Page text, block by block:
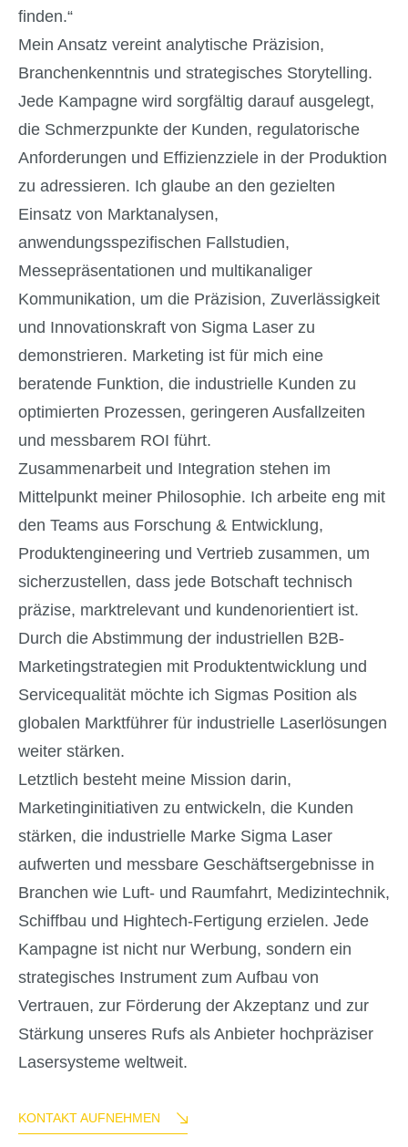
finden.“
Mein Ansatz vereint analytische Präzision,
Branchenkenntnis und strategisches Storytelling.
Jede Kampagne wird sorgfältig darauf ausgelegt,
die Schmerzpunkte der Kunden, regulatorische
Anforderungen und Effizienzziele in der Produktion
zu adressieren. Ich glaube an den gezielten
Einsatz von Marktanalysen,
anwendungsspezifischen Fallstudien,
Messepräsentationen und multikanaliger
Kommunikation, um die Präzision, Zuverlässigkeit
und Innovationskraft von Sigma Laser zu
demonstrieren. Marketing ist für mich eine
beratende Funktion, die industrielle Kunden zu
optimierten Prozessen, geringeren Ausfallzeiten
und messbarem ROI führt.
Zusammenarbeit und Integration stehen im
Mittelpunkt meiner Philosophie. Ich arbeite eng mit
den Teams aus Forschung & Entwicklung,
Produktengineering und Vertrieb zusammen, um
sicherzustellen, dass jede Botschaft technisch
präzise, marktrelevant und kundenorientiert ist.
Durch die Abstimmung der industriellen B2B-
Marketingstrategien mit Produktentwicklung und
Servicequalität möchte ich Sigmas Position als
globalen Marktführer für industrielle Laserlösungen
weiter stärken.
Letztlich besteht meine Mission darin,
Marketinginitiativen zu entwickeln, die Kunden
stärken, die industrielle Marke Sigma Laser
aufwerten und messbare Geschäftsergebnisse in
Branchen wie Luft- und Raumfahrt, Medizintechnik,
Schiffbau und Hightech-Fertigung erzielen. Jede
Kampagne ist nicht nur Werbung, sondern ein
strategisches Instrument zum Aufbau von
Vertrauen, zur Förderung der Akzeptanz und zur
Stärkung unseres Rufs als Anbieter hochpräziser
Lasersysteme weltweit.
KONTAKT AUFNEHMEN